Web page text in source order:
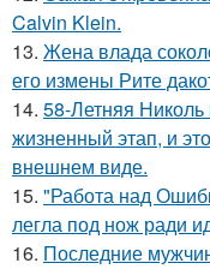
Calvin Klein.
13. Жена влада
его измены Рите
14. 58-Летняя
жизненный этап, и
внешнем виде.
15. "Работа над
легла под нож ради
16. Последние